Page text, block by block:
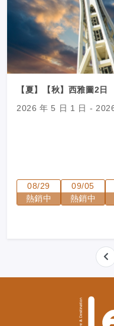
【夏】【秋】西雅圖2日
2026 年 5 日 1 日 -
08/29
熱銷中
09/05
熱銷中